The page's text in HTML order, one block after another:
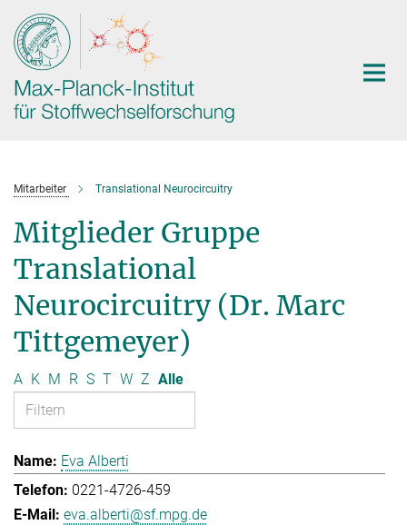
Hauptinhalt
Mitarbeiter Translational Neurocircuitry
Mitglieder Gruppe
Translational
Neurocircuitry (Dr. Marc
Tittgemeyer)
A K M R S T W Z Alle
Eva Alberti
0221-4726-459
eva.alberti@sf.mpg.de